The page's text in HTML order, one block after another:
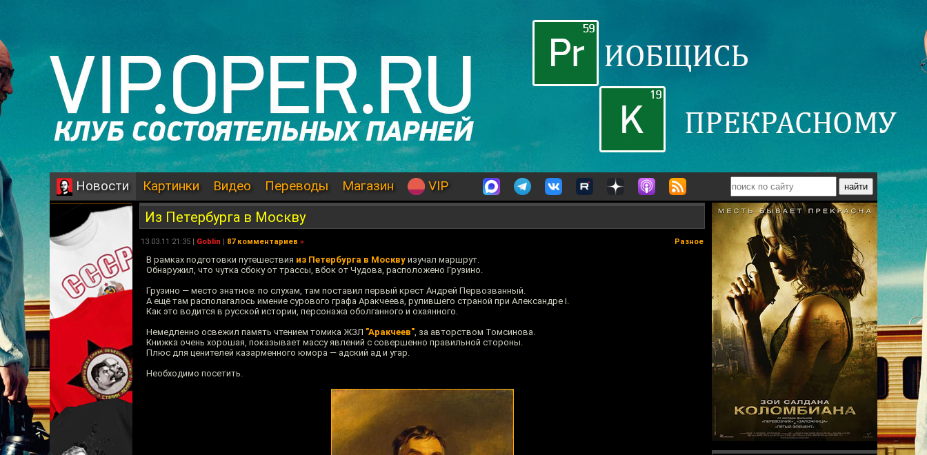
Новости Картинки Видео Переводы Магазин VIP
Из Петербурга в Москву
13.03.11 21:35 | Goblin | 87 комментариев » Разное
В рамках подготовки путешествия из Петербурга в Москву изучал маршрут.
Обнаружил, что чутка сбоку от трассы, вбок от Чудова, расположено Грузино.
Грузино — место знатное: по слухам, там поставил первый крест Андрей Первозванный.
А ещё там располагалось имение сурового графа Аракчеева, рулившего страной при Александре I.
Как это водится в русской истории, персонажа оболганного и охаянного.
Немедленно освежил память чтением томика ЖЗЛ "Аракчеев", за авторством Томсинова.
Книжка очень хорошая, показывает массу явлений с совершенно правильной стороны.
Плюс для ценителей казарменного юмора — адский ад и угар.
Необходимо посетить.